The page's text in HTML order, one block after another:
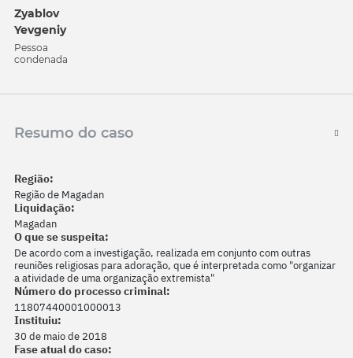
Zyablov
Yevgeniy
Pessoa
condenada
Resumo do caso
Região:
Região de Magadan
Liquidação:
Magadan
O que se suspeita:
De acordo com a investigação, realizada em conjunto com outras
reuniões religiosas para adoração, que é interpretada como "organizar
a atividade de uma organização extremista"
Número do processo criminal:
11807440001000013
Instituiu:
30 de maio de 2018
Fase atual do caso: